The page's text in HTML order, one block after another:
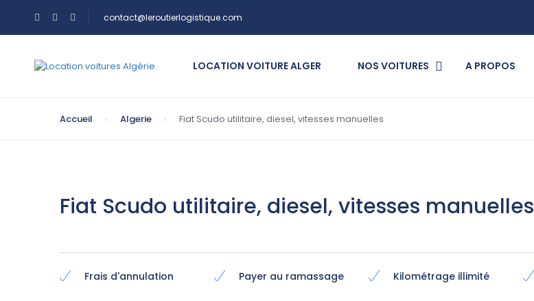
contact@leroutierlogistique.com
LOCATION VOITURE ALGER NOS VOITURES A PROPOS
Accueil Algerie Fiat Scudo utilitaire, diesel, vitesses manuelles
Fiat Scudo utilitaire, diesel, vitesses manuelles
Frais d'annulation Payer au ramassage Kilométrage illimité